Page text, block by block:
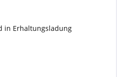
in Erhaltungsladung